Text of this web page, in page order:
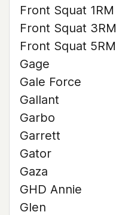
Front Squat 1RM
Front Squat 3RM
Front Squat 5RM
Gage
Gale Force
Gallant
Garbo
Garrett
Gator
Gaza
GHD Annie
Glen